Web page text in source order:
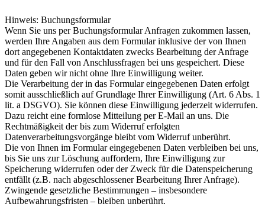
Hinweis: Buchungsformular
Wenn Sie uns per Buchungsformular Anfragen zukommen lassen,
werden Ihre Angaben aus dem Formular inklusive der von Ihnen
dort angegebenen Kontaktdaten zwecks Bearbeitung der Anfrage
und für den Fall von Anschlussfragen bei uns gespeichert. Diese
Daten geben wir nicht ohne Ihre Einwilligung weiter.
Die Verarbeitung der in das Formular eingegebenen Daten erfolgt
somit ausschließlich auf Grundlage Ihrer Einwilligung (Art. 6 Abs. 1
lit. a DSGVO). Sie können diese Einwilligung jederzeit widerrufen.
Dazu reicht eine formlose Mitteilung per E-Mail an uns. Die
Rechtmäßigkeit der bis zum Widerruf erfolgten
Datenverarbeitungsvorgänge bleibt vom Widerruf unberührt.
Die von Ihnen im Formular eingegebenen Daten verbleiben bei uns,
bis Sie uns zur Löschung auffordern, Ihre Einwilligung zur
Speicherung widerrufen oder der Zweck für die Datenspeicherung
entfällt (z.B. nach abgeschlossener Bearbeitung Ihrer Anfrage).
Zwingende gesetzliche Bestimmungen – insbesondere
Aufbewahrungsfristen – bleiben unberührt.